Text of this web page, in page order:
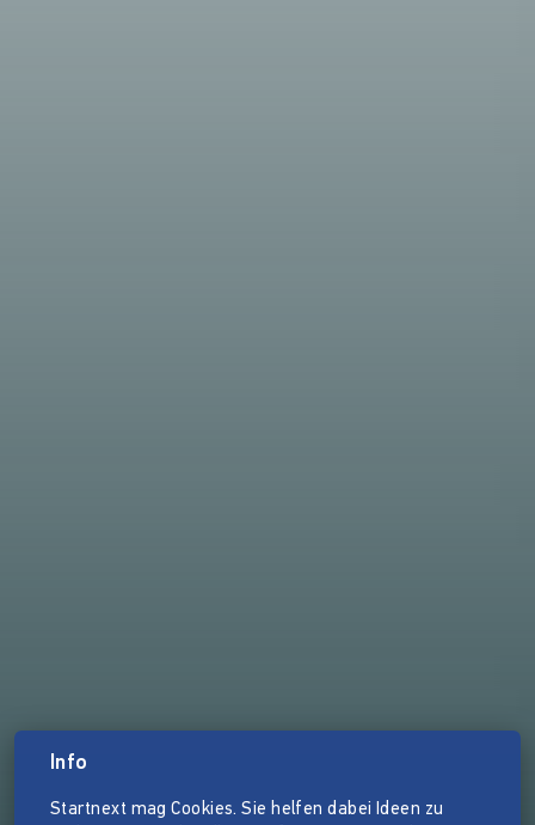
Info
Startnext mag Cookies. Sie helfen dabei Ideen zu